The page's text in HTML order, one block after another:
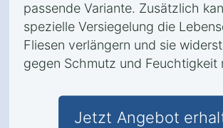
passende Variante. Zusätzlich
spezielle Versiegelung die
Fliesen verlängern und sie
gegen Schmutz und Feuchtigkeit
Jetzt Angebot